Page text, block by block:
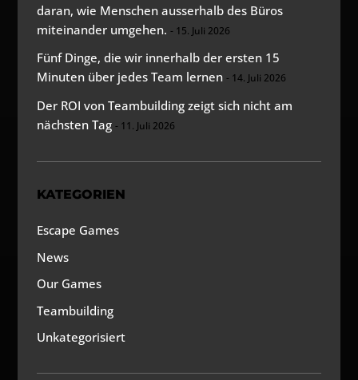
daran, wie Menschen ausserhalb des Büros
miteinander umgehen.
15. Juli 2026
Fünf Dinge, die wir innerhalb der ersten 15
Minuten über jedes Team lernen
14. Juli 2026
Der ROI von Teambuilding zeigt sich nicht am
nächsten Tag
11. Juli 2026
KATEGORIEN
Escape Games
News
Our Games
Teambuilding
Unkategorisiert